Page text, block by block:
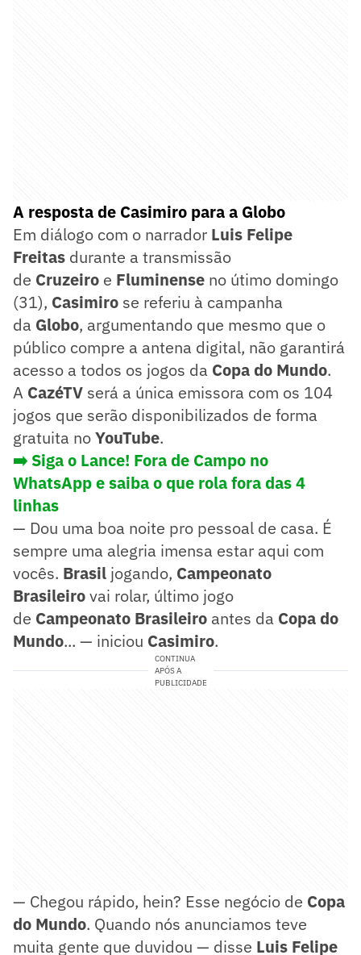
A resposta de Casimiro para a Globo
Em diálogo com o narrador Luis Felipe
Freitas durante a transmissão
de Cruzeiro e Fluminense no útimo domingo
(31), Casimiro se referiu à campanha
da Globo, argumentando que mesmo que o
público compre a antena digital, não garantirá
acesso a todos os jogos da Copa do Mundo.
A CazéTV será a única emissora com os 104
jogos que serão disponibilizados de forma
gratuita noYouTube.
➡️ Siga o Lance! Fora de Campo no
WhatsApp e saiba o que rola fora das 4
linhas
— Dou uma boa noite pro pessoal de casa. É
sempre uma alegria imensa estar aqui com
vocês. Brasil jogando, Campeonato
Brasileirovai rolar, último jogo
de Campeonato Brasileiro antes da Copa do
Mundo... — iniciou Casimiro.
CONTINUA
APÓS A
PUBLICIDADE
— Chegou rápido, hein? Esse negócio de Copa
do Mundo. Quando nós anunciamos teve
muita gente que duvidou — disse Luis Felipe